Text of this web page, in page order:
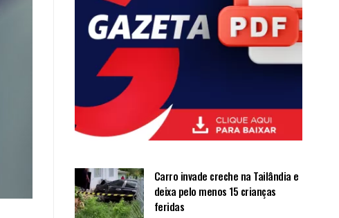
Carro invade creche na Tailândia e
deixa pelo menos 15 crianças
feridas